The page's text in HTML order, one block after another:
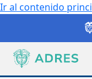
Ir al contenido